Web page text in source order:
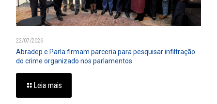
22/07/2026
Abradep e Parla firmam parceria para pesquisar infiltração
do crime organizado nos parlamentos
Leia mais